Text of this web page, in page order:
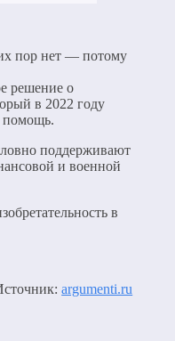
пор нет — потому
решение о
в 2022 году
помощь.
поддерживают
и военной
в
argumenti.ru